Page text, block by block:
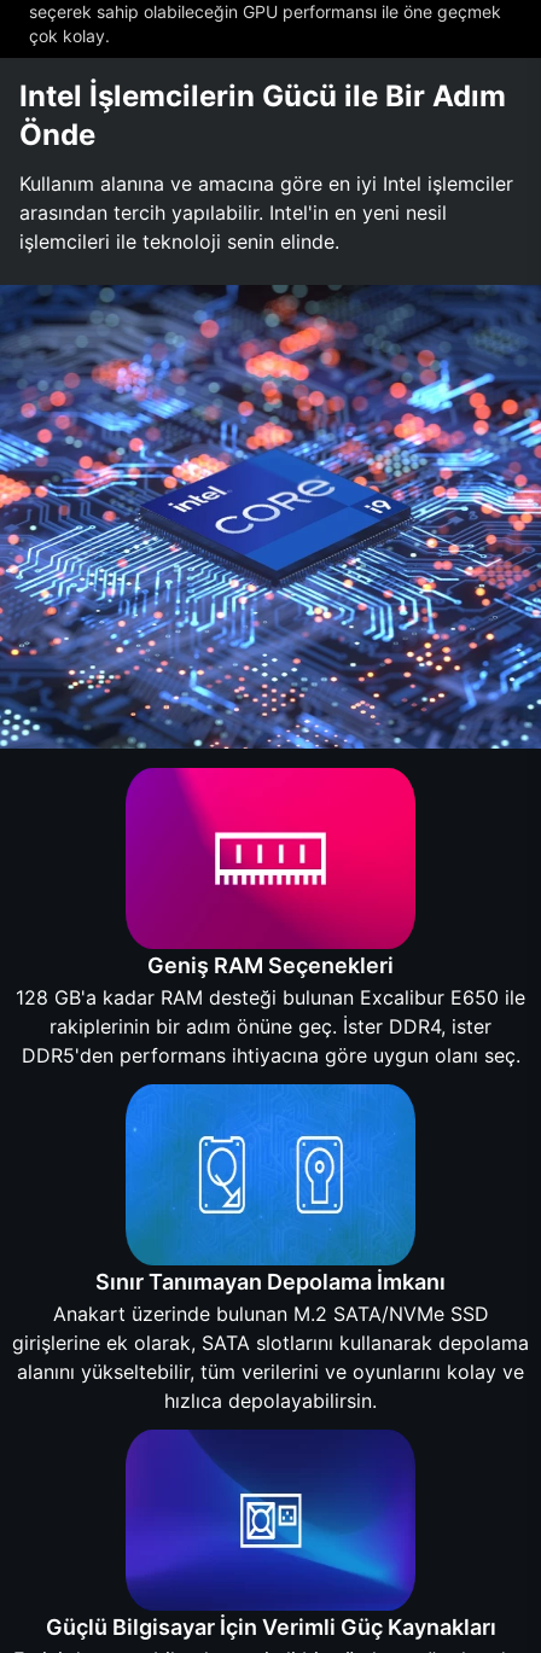
seçerek sahip olabileceğin GPU performansı ile öne geçmek
çok kolay.
Intel İşlemcilerin Gücü ile Bir Adım
Önde
Kullanım alanına ve amacına göre en iyi Intel işlemciler
arasından tercih yapılabilir. Intel'in en yeni nesil
işlemcileri ile teknoloji senin elinde.
Geniş RAM Seçenekleri
128 GB'a kadar RAM desteği bulunan Excalibur E650 ile
rakiplerinin bir adım önüne geç. İster DDR4, ister
DDR5'den performans ihtiyacına göre uygun olanı seç.
Sınır Tanımayan Depolama İmkanı
Anakart üzerinde bulunan M.2 SATA/NVMe SSD
girişlerine ek olarak, SATA slotlarını kullanarak depolama
alanını yükseltebilir, tüm verilerini ve oyunlarını kolay ve
hızlıca depolayabilirsin.
Güçlü Bilgisayar İçin Verimli Güç Kaynakları